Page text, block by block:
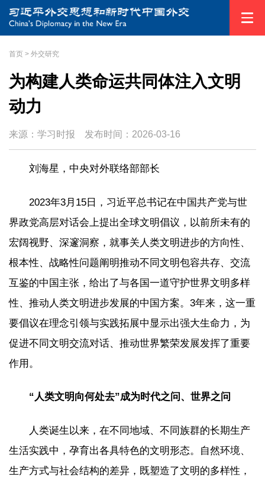
首页 > 外交研究
为构建人类命运共同体注入文明
动力
来源：学习时报 发布时间： 2026-03-16
刘海星，中央对外联络部部长
2023年3月15日，习近平总书记在中国共产党与世
界政党高层对话会上提出全球文明倡议，以前所未有的
宏阔视野、深邃洞察，就事关人类文明进步的方向性、
根本性、战略性问题阐明推动不同文明包容共存、交流
互鉴的中国主张，给出了与各国一道守护世界文明多样
性、推动人类文明进步发展的中国方案。3年来，这一重
要倡议在理念引领与实践拓展中显示出强大生命力，为
促进不同文明交流对话、推动世界繁荣发展发挥了重要
作用。
“人类文明向何处去”成为时代之问、世界之问
人类诞生以来，在不同地域、不同族群的长期生产
生活实践中，孕育出各具特色的文明形态。自然环境、
生产方式与社会结构的差异，既塑造了文明的多样性，